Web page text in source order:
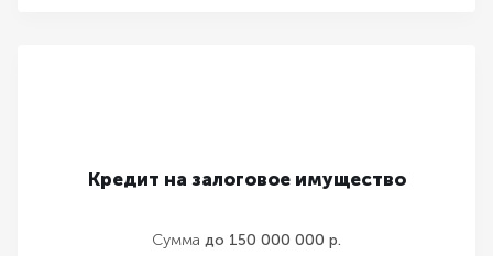
Кредит на залоговое имущество
Сумма до 150 000 000 р.